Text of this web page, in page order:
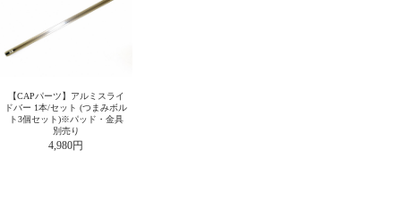
【CAPパーツ】アルミスライ
ドバー 1本/セット (つまみボル
ト3個セット)※パッド・金具
別売り
4,980円